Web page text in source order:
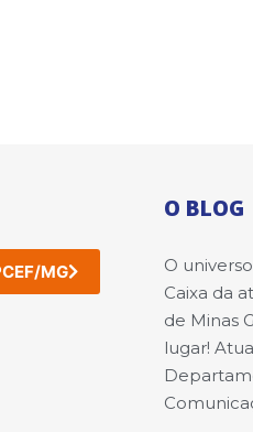
MG
O BLOG
O
Caixa da
de Minas
lugar!